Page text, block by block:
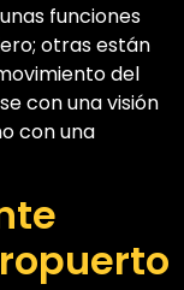
funciones
otras están
del
con una visión
con una